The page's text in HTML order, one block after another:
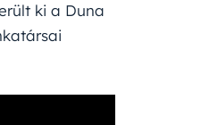
ki a Duna